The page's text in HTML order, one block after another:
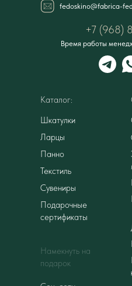
+7 (968)
Время работы
Каталог:
Шкатулки
Ларцы
Панно
Текстиль
Сувениры
Подарочные
сертификаты
Намекнуть на
подарок
fedoskino@fabrica-